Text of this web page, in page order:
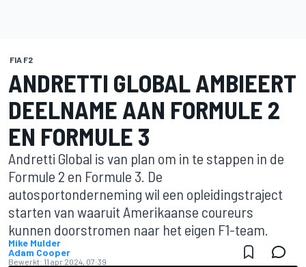
FIA F2
ANDRETTI GLOBAL AMBIEERT
DEELNAME AAN FORMULE 2
EN FORMULE 3
Andretti Global is van plan om in te stappen in de
Formule 2 en Formule 3. De
autosportonderneming wil een opleidingstraject
starten van waaruit Amerikaanse coureurs
kunnen doorstromen naar het eigen F1-team.
Mike Mulder
Adam Cooper
Bewerkt: 11 apr 2024, 07:39